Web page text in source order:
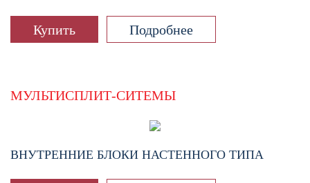
Купить Подробнее
МУЛЬТИСПЛИТ-СИТЕМЫ
ВНУТРЕННИЕ БЛОКИ НАСТЕННОГО ТИПА